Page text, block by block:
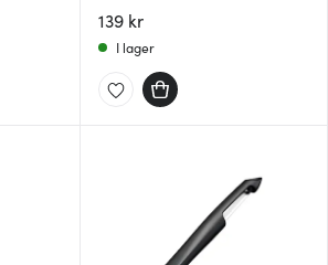
139 kr
I lager